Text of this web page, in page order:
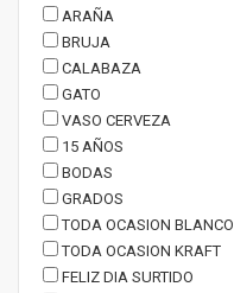
ARAÑA
BRUJA
CALABAZA
GATO
VASO CERVEZA
15 AÑOS
BODAS
GRADOS
TODA OCASION BLANCO
TODA OCASION KRAFT
FELIZ DIA SURTIDO